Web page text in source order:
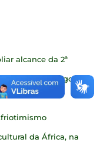
alcance da 2ª
de Camargo
da África, na